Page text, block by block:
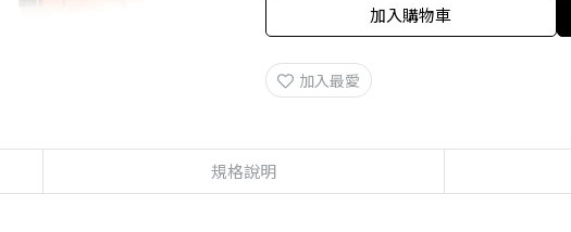
加入購物車
加入最愛
規格說明